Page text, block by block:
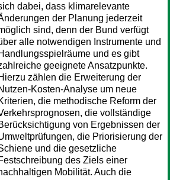
dabei, dass klimarelevante
der Planung jederzeit
sind, denn der Bund verfügt
alle notwendigen Instrumente und
und es gibt
geeignete Ansatzpunkte.
zählen die Erweiterung der
Kosten-Analyse um neue
die methodische Reform der
die vollständige
von Ergebnissen der
die Priorisierung der
und die gesetzliche
des Ziels einer
Mobilität. Auch die